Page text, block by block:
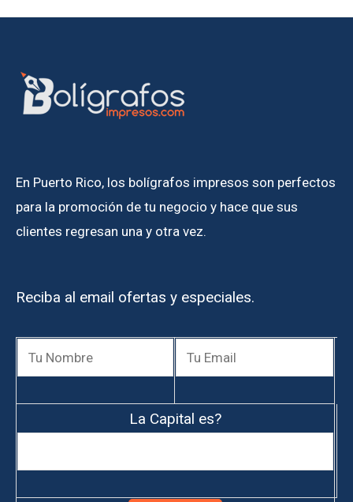
En Puerto Rico, los bolígrafos impresos son perfectos
para la promoción de tu negocio y hace que sus
clientes regresan una y otra vez.
Reciba al email ofertas y especiales.
La Capital es?